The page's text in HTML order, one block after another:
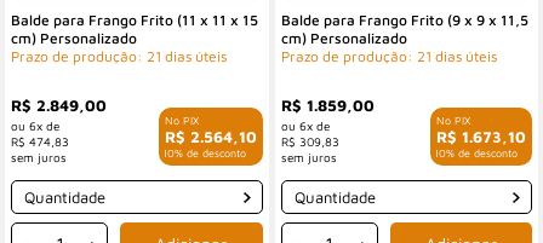
Balde para Frango Frito (11 x 11 x 15
cm) Personalizado
R$ 2.564,10
com 10% de desconto
R$ 2.849,00
6x de
R$ 474,83
Prazo de produção: 21 dias úteis
Quantidade
Balde para Frango Frito (9 x 9 x 11,5
cm) Personalizado
R$ 1.673,10
com 10% de desconto
R$ 1.859,00
6x de
R$ 309,83
Prazo de produção: 21 dias úteis
Quantidade